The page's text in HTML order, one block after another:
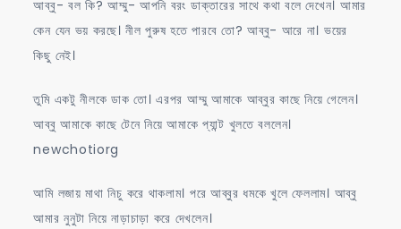
আব্বু- বল কি? আম্মু- আপনি বরং ডাক্তারের সাথে কথা বলে দেখেন। আমার
কেন যেন ভয় করছে। নীল পুরুষ হতে পারবে তো? আব্বু- আরে না। ভয়ের
কিছু নেই।
তুমি একটু নীলকে ডাক তো। এরপর আম্মু আমাকে আব্বুর কাছে নিয়ে গেলেন।
আব্বু আমাকে কাছে টেনে নিয়ে আমাকে প্যান্ট খুলতে বললেন।
newchotiorg
আমি লজায় মাথা নিচু করে থাকলাম। পরে আব্বুর ধমকে খুলে ফেললাম। আব্বু
আমার নুনুটা নিয়ে নাড়াচাড়া করে দেখলেন।